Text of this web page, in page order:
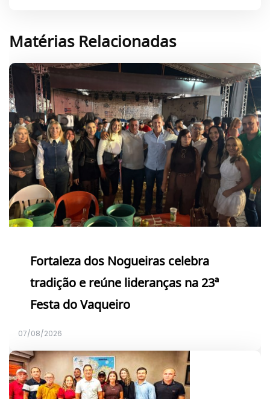
Matérias Relacionadas
Fortaleza dos Nogueiras celebra
tradição e reúne lideranças na 23ª
Festa do Vaqueiro
07/08/2026